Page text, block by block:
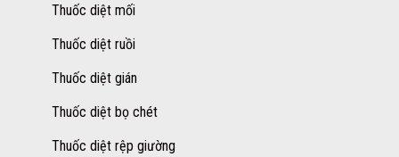
Thuốc diệt mối
Thuốc diệt ruồi
Thuốc diệt gián
Thuốc diệt bọ chét
Thuốc diệt rệp giường